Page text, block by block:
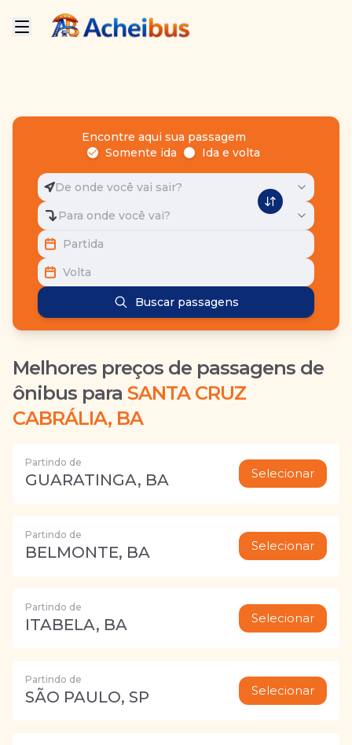
Encontre aqui sua passagem
Somente ida
Ida e volta
De onde você vai sair?
Para onde você vai?
Partida
Volta
Buscar passagens
Melhores preços de passagens de
ônibus para SANTA CRUZ
CABRÁLIA, BA
Partindo de
GUARATINGA, BA Selecionar
Partindo de
BELMONTE, BA Selecionar
Partindo de
ITABELA, BA Selecionar
Partindo de
SÃO PAULO, SP Selecionar